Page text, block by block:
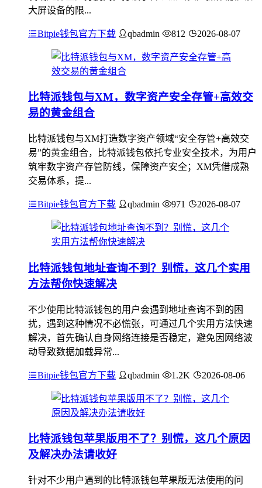
大屏设备的限...
Bitpie钱包官方下载 qbadmin 812 2026-08-07
比特派钱包与XM，数字资产安全存管+高效交
易的黄金组合
比特派钱包与XM打造数字资产领域“安全存管+高效交
易”的黄金组合，比特派钱包依托专业安全技术，为用户
筑牢数字资产存管防线，保障资产安全；XM凭借成熟
交易体系，提...
Bitpie钱包官方下载 qbadmin 971 2026-08-07
比特派钱包地址查询不到？别慌，这几个实用
方法帮你快速解决
不少使用比特派钱包的用户会遇到地址查询不到的困
扰，遇到这种情况不必慌张，可通过几个实用方法快速
解决，首先确认自身网络连接是否稳定，避免因网络波
动导致数据加载异常...
Bitpie钱包官方下载 qbadmin 1.2K 2026-08-06
比特派钱包苹果版用不了？别慌，这几个原因
及解决办法请收好
针对不少用户遇到的比特派钱包苹果版无法使用的问